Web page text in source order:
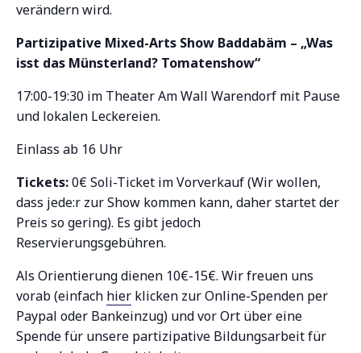
verändern wird.
Partizipative Mixed-Arts Show Baddabäm – „Was
isst das Münsterland? Tomatenshow“
17:00-19:30 im Theater Am Wall Warendorf mit Pause
und lokalen Leckereien.
Einlass ab 16 Uhr
Tickets:0€ Soli-Ticket im Vorverkauf (Wir wollen,
dass jede:r zur Show kommen kann, daher startet der
Preis so gering). Es gibt jedoch
Reservierungsgebühren.
Als Orientierung dienen 10€-15€. Wir freuen uns
vorab (einfach hier klicken zur Online-Spenden per
Paypal oder Bankeinzug) und vor Ort über eine
Spende für unsere partizipative Bildungsarbeit für